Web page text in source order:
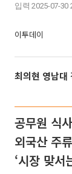
입력 2025-07-30
이투데이
최의현 영남대
공무원 식
외국산 주
‘시장 맞서